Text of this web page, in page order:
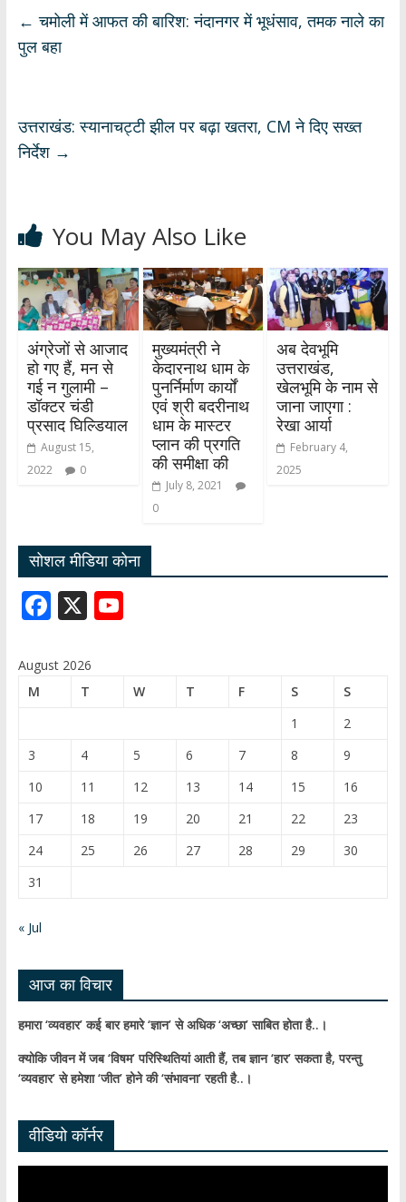
s b gr e e
← चमोली में आफत की बारिश: नंदानगर में भूधंसाव, तमक नाले का
पुल बहा
उत्तराखंड: स्यानाचट्टी झील पर बढ़ा खतरा, CM ने दिए सख्त
निर्देश →
You May Also Like
अंग्रेजों से आजाद
हो गए हैं, मन से
गई न गुलामी –
डॉक्टर चंडी
प्रसाद घिल्डियाल
August 15,
2022
0
मुख्यमंत्री ने
केदारनाथ धाम के
पुनर्निर्माण कार्यों
एवं श्री बदरीनाथ
धाम के मास्टर
प्लान की प्रगति
की समीक्षा की
July 8, 2021
0
अब देवभूमि
उत्तराखंड,
खेलभूमि के नाम से
जाना जाएगा :
रेखा आर्या
February 4,
2025
सोशल मीडिया कोना
F
e
X Y
T
b
e
C
h
a
August 2026
M
T W T F S
S
1
2
3
4 5 6 7 8
9
10
11 12 13 14 15
16
17
18 19 20 21 22
23
24
25 26 27 28 29
30
31
« Jul
आज का विचार
हमारा ‘व्यवहार’ कई बार हमारे ‘ज्ञान’ से अधिक ‘अच्छा’ साबित होता है..।
क्योकि जीवन में जब ‘विषम’ परिस्थितियां आती हैं,तब ज्ञान ‘हार’ सकता है,परन्तु
‘व्यवहार’ से हमेशा ‘जीत’ होने की ‘संभावना’ रहती है..।
वीडियो कॉर्नर